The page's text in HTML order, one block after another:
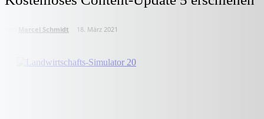
Marcel Schmidt 18. März 2021